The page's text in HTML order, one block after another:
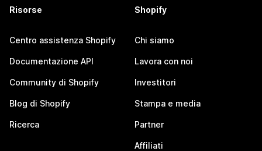
Risorse
Centro assistenza Shopify
Documentazione API
Community di Shopify
Blog di Shopify
Ricerca
Shopify
Chi siamo
Lavora con noi
Investitori
Stampa e media
Partner
Affiliati